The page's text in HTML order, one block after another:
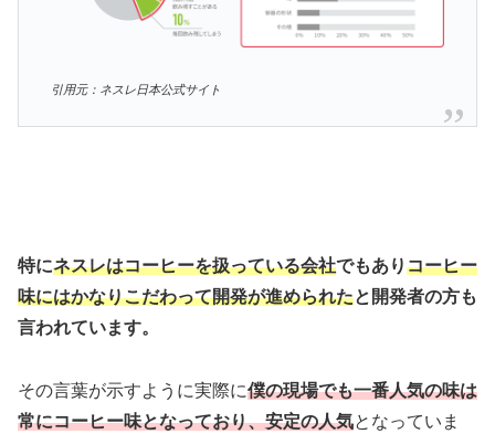
引用元：ネスレ日本公式サイト
特にネスレはコーヒーを扱っている会社でもありコーヒー
味にはかなりこだわって開発が進められたと開発者の方も
言われています。
その言葉が示すように実際に僕の現場でも一番人気の味は
常にコーヒー味となっており、安定の人気となっていま